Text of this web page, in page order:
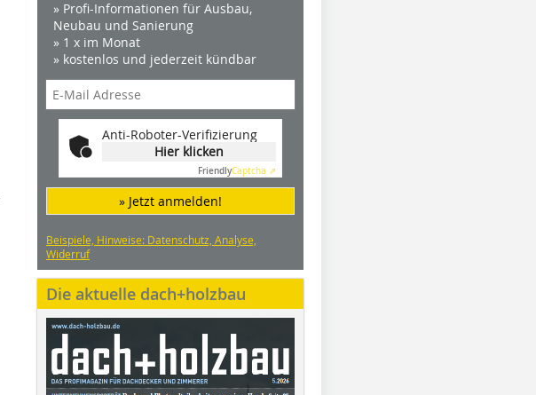
» Profi-Informationen für Ausbau,
Neubau und Sanierung
» 1 x im Monat
» kostenlos und jederzeit kündbar
Anti-Roboter-Verifizierung
Hier klicken
FriendlyCaptcha ⇗
» Jetzt anmelden!
Beispiele, Hinweise: Datenschutz, Analyse,
Widerruf
Die aktuelle dach+holzbau